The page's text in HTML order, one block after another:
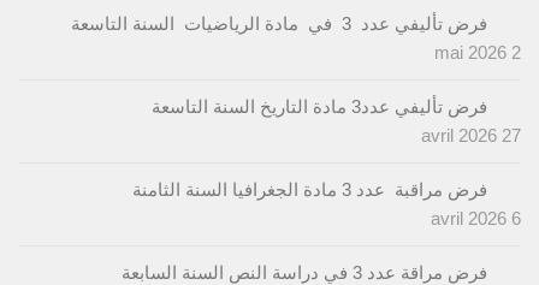
فرض تأليفي عدد 3 في مادة الرياضيات السنة التاسعة
2 mai 2026
فرض تأليفي عدد3 مادة التاريخ السنة التاسعة
27 avril 2026
فرض مراقبة عدد 3 مادة الجغرافيا السنة الثامنة
6 avril 2026
فرض مراقة عدد 3 في دراسة النص السنة السابعة